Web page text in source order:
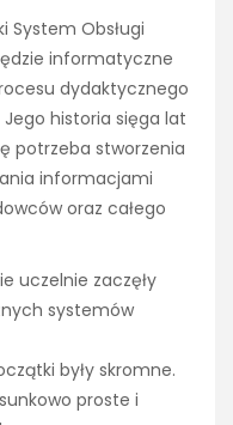
System Obsługi
informatyczne
dydaktycznego
historia sięga lat
potrzeba stworzenia
informacjami
oraz całego
uczelnie zaczęły
systemów
były skromne.
proste i